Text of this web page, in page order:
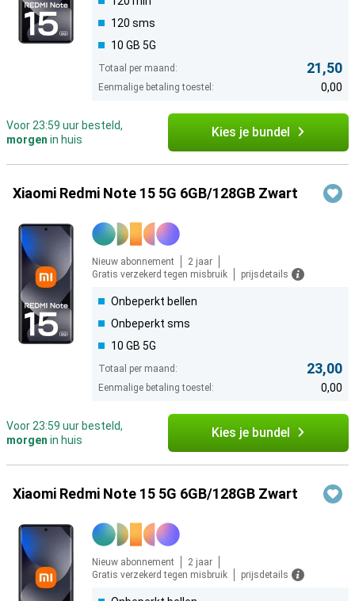
120 sms
10 GB 5G
Totaal per maand: 21,50
Eenmalige betaling toestel: 0,00
Voor 23:59 uur besteld,
morgen in huis Kies je bundel
Xiaomi Redmi Note 15 5G 6GB/128GB Zwart
Nieuw abonnement
2 jaar
Gratis verzekerd tegen misbruik
prijsdetails
Onbeperkt bellen
Onbeperkt sms
10 GB 5G
Totaal per maand: 23,00
Eenmalige betaling toestel: 0,00
Voor 23:59 uur besteld,
morgen in huis Kies je bundel
Xiaomi Redmi Note 15 5G 6GB/128GB Zwart
Nieuw abonnement
2 jaar
Gratis verzekerd tegen misbruik
prijsdetails